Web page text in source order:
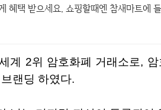
혜택 받으세요. 쇼핑할때엔 참새마트에
랜딩 하였다.